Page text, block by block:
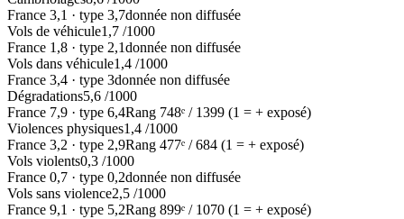
France 3,1 · type 3,7donnée non diffusée
Vols de véhicule1,7 /1000
France 1,8 · type 2,1donnée non diffusée
Vols dans véhicule1,4 /1000
France 3,4 · type 3donnée non diffusée
Dégradations5,6 /1000
France 7,9 · type 6,4Rang 748ᵉ / 1399 (1 = + exposé)
Violences physiques1,4 /1000
France 3,2 · type 2,9Rang 477ᵉ /684 (1 = + exposé)
Vols violents0,3 /1000
France 0,7 · type 0,2donnée non diffusée
Vols sans violence2,5 /1000
France 9,1 · type 5,2Rang 899ᵉ / 1070 (1 = + exposé)